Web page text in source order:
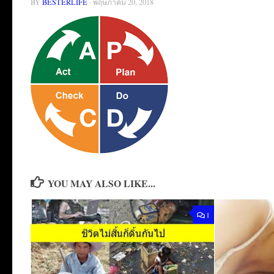
YOU MAY ALSO LIKE...
1